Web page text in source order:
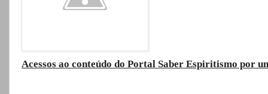
Acessos ao conteúdo do Portal Saber Espiritismo por